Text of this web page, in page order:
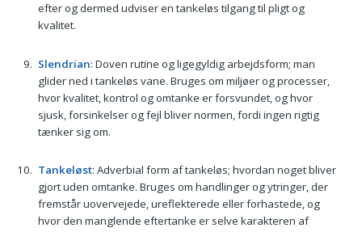
efter og dermed udviser en tankeløs tilgang til pligt og
kvalitet.
Slendrian: Doven rutine og ligegyldig arbejdsform; man
glider ned i tankeløs vane. Bruges om miljøer og processer,
hvor kvalitet, kontrol og omtanke er forsvundet, og hvor
sjusk, forsinkelser og fejl bliver normen, fordi ingen rigtig
tænker sig om.
Tankeløst: Adverbial form af tankeløs; hvordan noget bliver
gjort uden omtanke. Bruges om handlinger og ytringer, der
fremstår uovervejede, ureflekterede eller forhastede, og
hvor den manglende eftertanke er selve karakteren af